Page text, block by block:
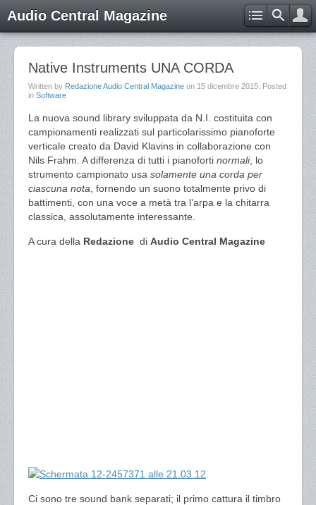
Audio Central Magazine
Native Instruments UNA CORDA
Written by Redazione Audio Central Magazine on 15 dicembre 2015 . Posted
in Software
La nuova sound library sviluppata da N.I. costituita con
campionamenti realizzati sul particolarissimo pianoforte
verticale creato da David Klavins in collaborazione con
Nils Frahm. A differenza di tutti i pianoforti normali, lo
strumento campionato usa solamente una corda per
ciascuna nota , fornendo un suono totalmente privo di
battimenti, con una voce a metà tra l’arpa e la chitarra
classica, assolutamente interessante.
A cura della Redazione di Audio Central Magazine
Ci sono tre sound bank separati; il primo cattura il timbro